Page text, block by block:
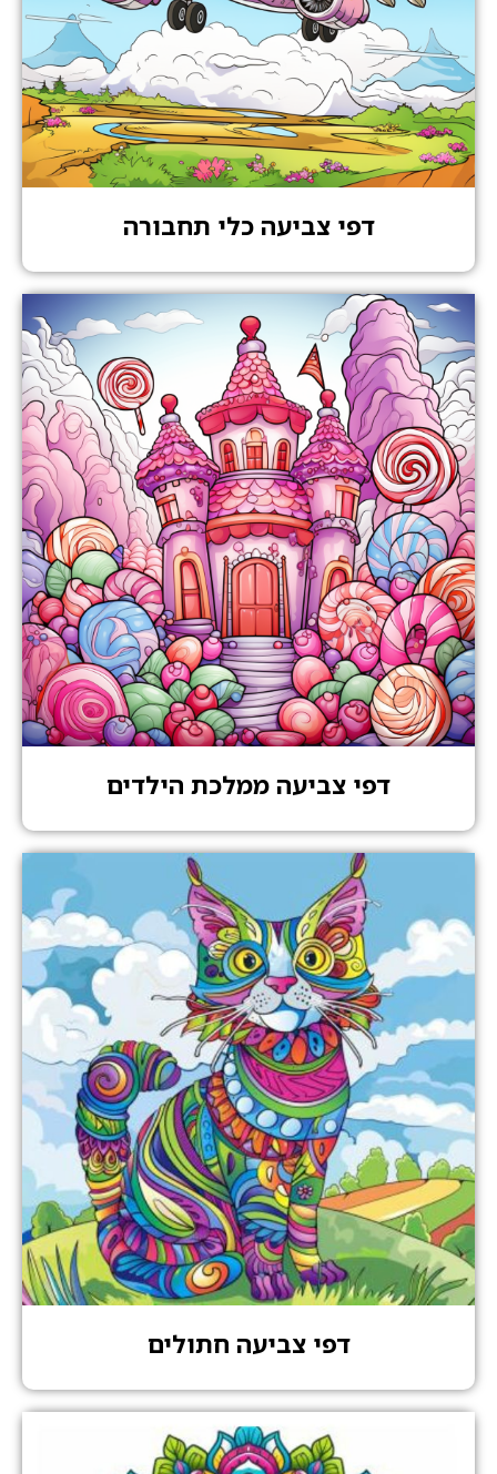
דפי צביעה כלי תחבורה
דפי צביעה ממלכת הילדים
דפי צביעה חתולים